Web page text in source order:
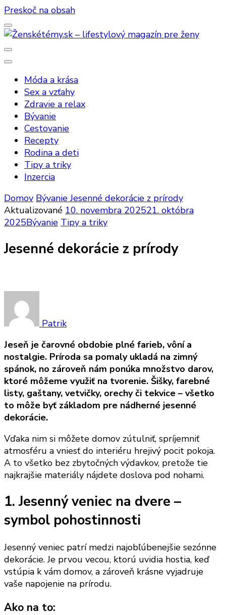
Preskoč na obsah
Ženskétémy.sk – lifestylový magazín
pre ženy
Móda a krása
Sex a vzťahy
Zdravie a relax
Bývanie
Cestovanie
Recepty
Rodina a deti
Tipy a triky
Inzercia
Domov BývanieJesenné dekorácie z prírody
Aktualizované 10. novembra 202521. októbra
2025Bývanie Tipy a triky
Jesenné dekorácie z prírody
Patrik
Jeseň je čarovné obdobie plné farieb, vôní a
nostalgie. Príroda sa pomaly ukladá na zimný
spánok, no zároveň nám ponúka množstvo darov,
ktoré môžeme využiť na tvorenie. Šišky, farebné
listy, gaštany, vetvičky, orechy či tekvice – všetko
to môže byť základom pre nádherné jesenné
dekorácie.
Vďaka nim si môžete domov zútulniť, spríjemniť
atmosféru a vniesť do interiéru hrejivý pocit pokoja.
A to všetko bez zbytočných výdavkov, pretože tie
najkrajšie materiály nájdete doslova pod nohami.
1. Jesenný veniec na dvere –
symbol pohostinnosti
Jesenný veniec patrí medzi najobľúbenejšie sezónne
dekorácie. Je prvou vecou, ktorú uvidia hostia, keď
vstúpia k vám domov, a zároveň krásne vyjadruje
vaše napojenie na prírodu.
Ako na to: